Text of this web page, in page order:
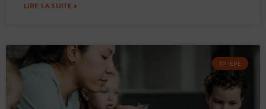
LIRE LA SUITE »
TP IEPE